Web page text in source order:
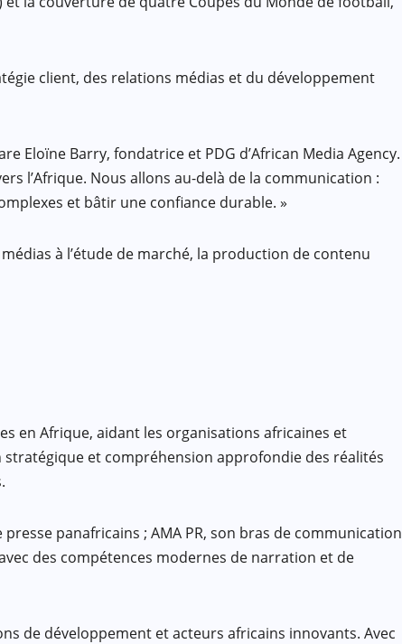
client, des relations médias et du développement
Eloïne Barry, fondatrice et PDG d’African Media Agency.
l’Afrique. Nous allons au-delà de la communication :
et bâtir une confiance durable. »
à l’étude de marché, la production de contenu
en Afrique, aidant les organisations africaines et
et compréhension approfondie des réalités
panafricains ; AMA PR, son bras de communication
des compétences modernes de narration et de
de développement et acteurs africains innovants. Avec